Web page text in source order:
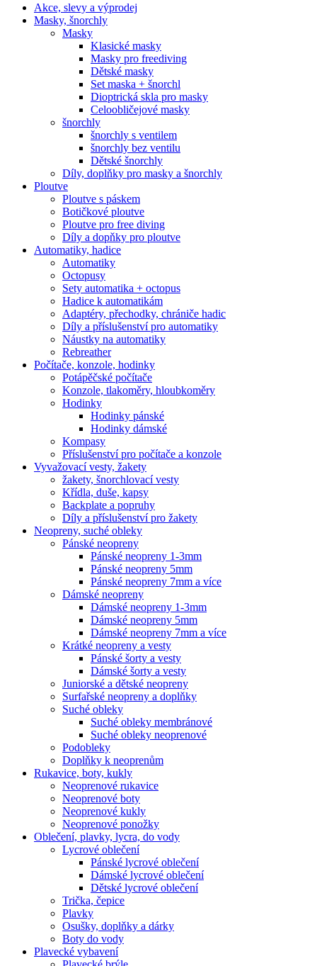
Akce, slevy a výprodej
Masky, šnorchly
Masky
Klasické masky
Masky pro freediving
Dětské masky
Set maska + šnorchl
Dioptrická skla pro masky
Celoobličejové masky
šnorchly
šnorchly s ventilem
šnorchly bez ventilu
Dětské šnorchly
Díly, doplňky pro masky a šnorchly
Ploutve
Ploutve s páskem
Botičkové ploutve
Ploutve pro free diving
Díly a dopňky pro ploutve
Automatiky, hadice
Automatiky
Octopusy
Sety automatika + octopus
Hadice k automatikám
Adaptéry, přechodky, chrániče hadic
Díly a příslušenství pro automatiky
Náustky na automatiky
Rebreather
Počítače, konzole, hodinky
Potápěčské počítače
Konzole, tlakoměry, hloubkoměry
Hodinky
Hodinky pánské
Hodinky dámské
Kompasy
Příslušenství pro počítače a konzole
Vyvažovací vesty, žakety
žakety, šnorchlovací vesty
Křídla, duše, kapsy
Backplate a popruhy
Díly a příslušenství pro žakety
Neopreny, suché obleky
Pánské neopreny
Pánské neopreny 1-3mm
Pánské neopreny 5mm
Pánské neopreny 7mm a více
Dámské neopreny
Dámské neopreny 1-3mm
Dámské neopreny 5mm
Dámské neopreny 7mm a více
Krátké neopreny a vesty
Pánské šorty a vesty
Dámské šorty a vesty
Juniorské a dětské neopreny
Surfařské neopreny a doplňky
Suché obleky
Suché obleky membránové
Suché obleky neoprenové
Podobleky
Doplňky k neoprenům
Rukavice, boty, kukly
Neoprenové rukavice
Neoprenové boty
Neoprenové kukly
Neoprenové ponožky
Oblečení, plavky, lycra, do vody
Lycrové oblečení
Pánské lycrové oblečení
Dámské lycrové oblečení
Dětské lycrové oblečení
Trička, čepice
Plavky
Osušky, doplňky a dárky
Boty do vody
Plavecké vybavení